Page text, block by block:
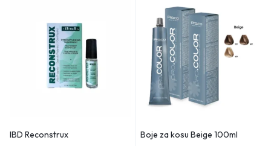
IBD Reconstrux Boje za kosu Beige 100ml